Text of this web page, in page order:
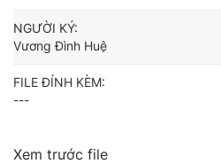
NGƯỜI KÝ:
Vương Đình Huệ
FILE ĐÍNH KÈM:
---
Xem trước file